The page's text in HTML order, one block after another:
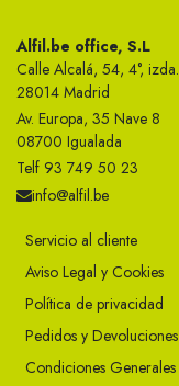
Alfil.be office, S.L
Calle Alcalá, 54, 4°, izda.
28014 Madrid
Av. Europa, 35 Nave 8
08700 Igualada
Telf 93 749 50 23
info@alfil.be
Servicio al cliente
Aviso Legal y Cookies
Política de privacidad
Pedidos y Devoluciones
Condiciones Generales